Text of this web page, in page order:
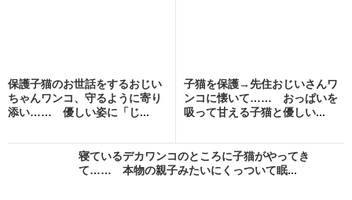
保護子猫のお世話をするおじい
ちゃんワンコ、守るように寄り
添い…… 優しい姿に「じ...
子猫を保護→先住おじいさんワ
ンコに懐いて…… おっぱいを
吸って甘える子猫と優しい...
寝ているデカワンコのところに子猫がやってき
て…… 本物の親子みたいにくっついて眠...